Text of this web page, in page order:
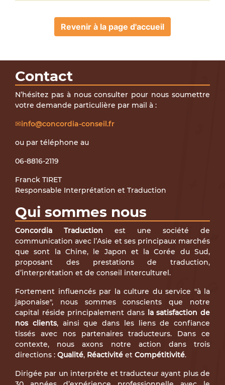
Revenir à la page d'accueil
Contact
N’hésitez pas à nous consulter pour nous soumettre
votre demande particulière par mail à :
info@concordia-conseil.fr
ou par téléphone au
06-8816-2119
Franck TIRET
Responsable Interprétation et Traduction
Qui sommes nous
Concordia Traduction est une société de
communication avec l’Asie et ses principaux marchés
que sont la Chine, le Japon et la Corée du Sud,
proposant des prestations de traduction,
d’interprétation et de conseil interculturel.
Fortement influencés par la culture du service "à la
japonaise", nous sommes conscients que notre
capital réside principalement dans la satisfaction de
nos clients, ainsi que dans les liens de confiance
tissés avec nos partenaires traducteurs. Dans ce
contexte, nous axons notre action dans trois
directions : Qualité, Réactivité et Compétitivité.
Dirigée par un interprète et traducteur ayant plus de